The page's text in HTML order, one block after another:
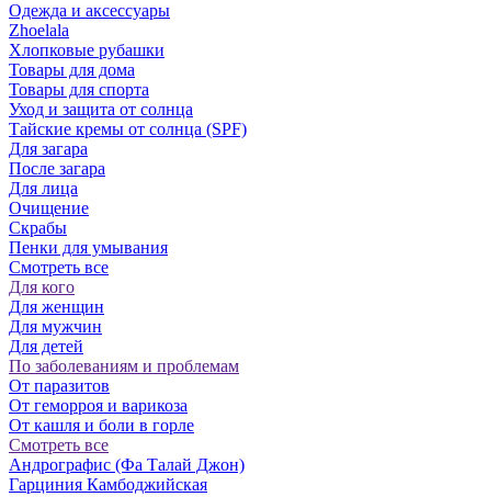
Одежда и аксессуары
Zhoelala
Хлопковые рубашки
Товары для дома
Товары для спорта
Уход и защита от солнца
Тайские кремы от солнца (SPF)
Для загара
После загара
Для лица
Очищение
Скрабы
Пенки для умывания
Смотреть все
Для кого
Для женщин
Для мужчин
Для детей
По заболеваниям и проблемам
От паразитов
Oт геморроя и варикоза
От кашля и боли в горле
Смотреть все
Андрографис (Фа Талай Джон)
Гарциния Камбоджийская